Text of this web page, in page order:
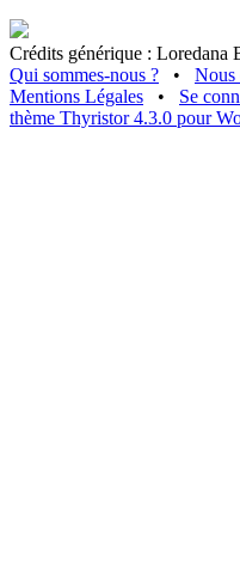
Crédits générique : Loredana
Qui sommes-nous ?
• Nous
Mentions Légales
• Se
thème Thyristor 4.3.0 pour